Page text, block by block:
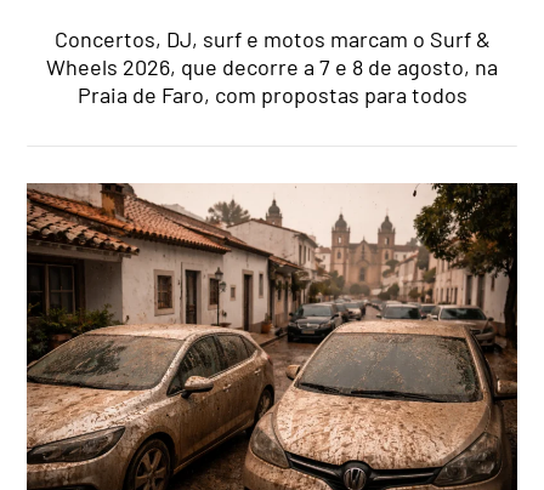
Concertos, DJ, surf e motos marcam o Surf &
Wheels 2026, que decorre a 7 e 8 de agosto, na
Praia de Faro, com propostas para todos